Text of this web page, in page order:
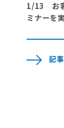
1/13 お
ミナーを
記